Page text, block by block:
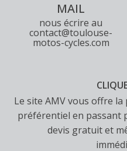
MAIL
nous écrire au
contact@toulouse-
motos-cycles.com
Le site AMV vous offre
préférentiel en passant
devis gratuit et